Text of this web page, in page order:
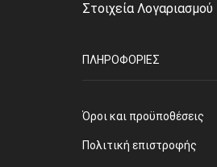
Στοιχεία Λογαριασμού
ΠΛΗΡΟΦΟΡΊΕΣ
Όροι και προϋποθέσεις
Πολιτική επιστροφής